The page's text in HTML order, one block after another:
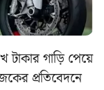
টাকার গাড়ি পেয়ে
প্রতিবেদনে